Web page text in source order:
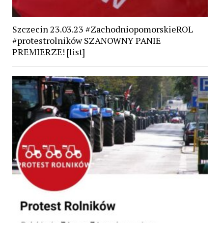
Szczecin 23.03.23 #ZachodniopomorskieROL
#protestrolników SZANOWNY PANIE
PREMIERZE! [list]